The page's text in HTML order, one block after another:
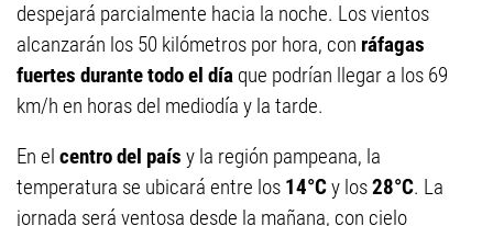
despejará parcialmente hacia la noche. Los vientos
alcanzarán los 50 kilómetros por hora, con ráfagas
fuertes durante todo el día que podrían llegar a los 69
km/h en horas del mediodía y la tarde.
En el centro del país y la región pampeana, la
temperatura se ubicará entre los 14°Cy los28°C. La
jornada será ventosa desde la mañana, con cielo